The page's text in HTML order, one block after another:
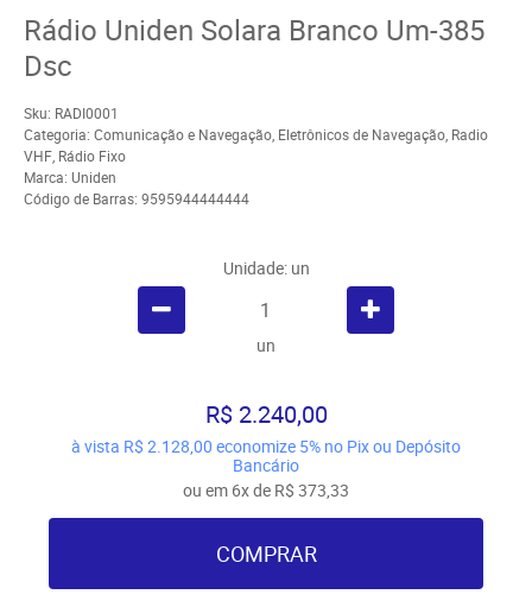
Rádio Uniden Solara Branco Um-385
Dsc
Sku: RADI0001
Categoria: Comunicação e Navegação, Eletrônicos de Navegação, Radio
VHF, Rádio Fixo
Marca: Uniden
Código de Barras: 9595944444444
Unidade: un
un
R$ 2.240,00
à vista R$ 2.128,00 economize 5% no Pix ou Depósito
Bancário
ou em 6xde R$ 373,33
COMPRAR